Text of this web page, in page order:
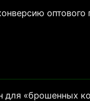
оптового
«брошенных